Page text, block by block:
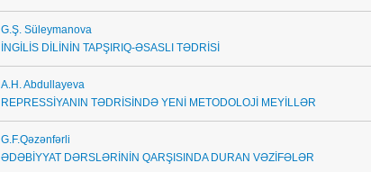
G.Ş. Süleymanova
İNGİLİS DİLİNİN TAPŞIRIQ-ƏSASLI TƏDRİSİ
A.H. Abdullayeva
REPRESSİYANIN TƏDRİSİNDƏ YENİ METODOLOJİ MEYİLLƏR
G.F.Qəzənfərli
ƏDƏBİYYAT DƏRSLƏRİNİN QARŞISINDA DURAN VƏZİFƏLƏR